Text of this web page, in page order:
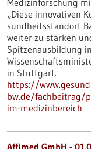
Medizinforschung
„Diese innovativen
sundheitsstandort
weiter zu stärken
Spitzenausbildung
in Stuttgart.
https://
bw.de/fachbeitrag/
im-medizinbereich
Affimed GmbH -